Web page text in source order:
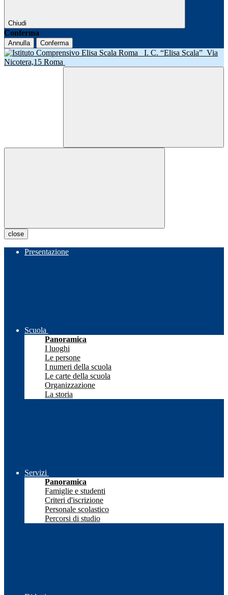
Chiudi
Conferma
Annulla Conferma
I. C. “Elisa Scala” Via
Nicotera,15 Roma
close
Presentazione
Scuola
Panoramica
I luoghi
Le persone
I numeri della scuola
Le carte della scuola
Organizzazione
La storia
Servizi
Panoramica
Famiglie e studenti
Criteri d'iscrizione
Personale scolastico
Percorsi di studio